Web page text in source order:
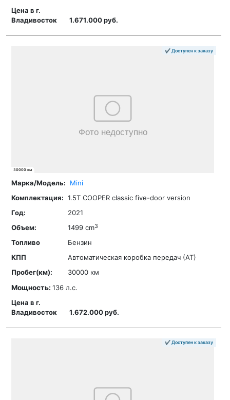
1.671.000 руб.
✔ Доступен к заказу
30000 км
Mini
1.5T COOPER classic five-door version
2021
1499 cm3
Бензин
Автоматическая коробка передач (АТ)
30000 км
Мощность:136 л.с.
1.672.000 руб.
✔ Доступен к заказу